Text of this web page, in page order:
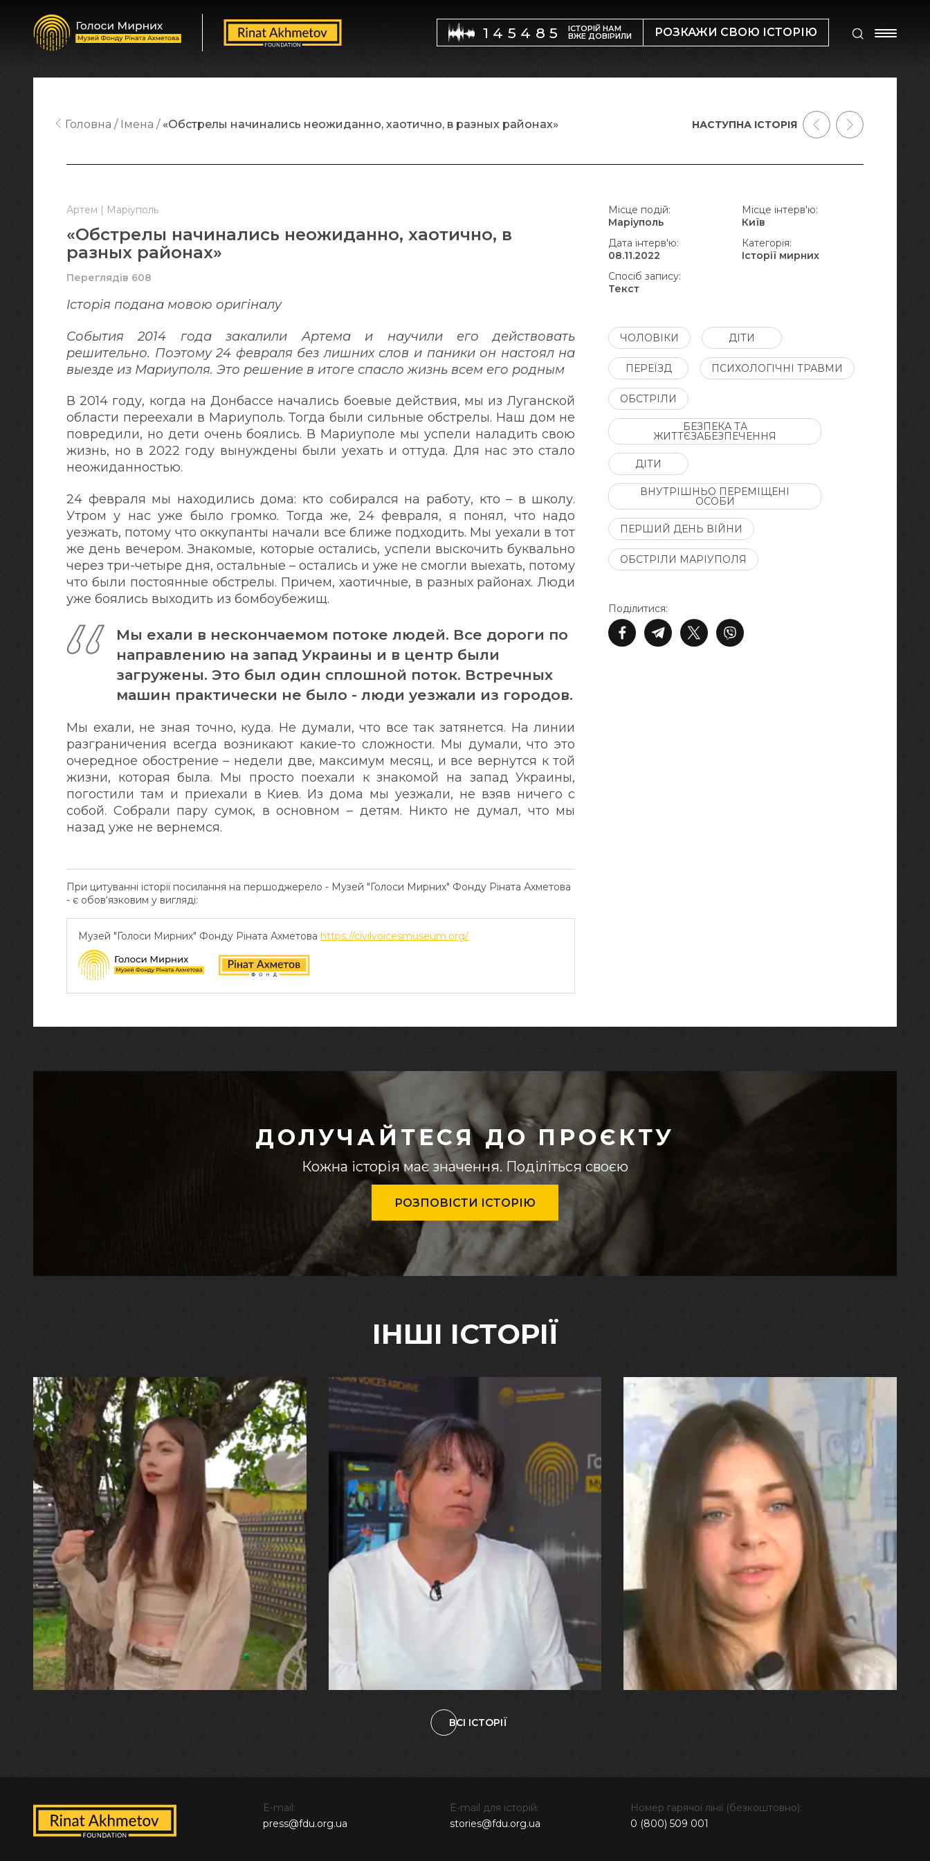
145485 ІСТОРІЙ НАМ
ВЖЕ ДОВІРИЛИ РОЗКАЖИ СВОЮ ІСТОРІЮ
Артем | Маріуполь
«Обстрелы начинались неожиданно, хаотично, в
разных районах»
Переглядів 608
Історія подана мовою оригіналy
События 2014 года закалили Артема и научили его действовать
решительно. Поэтому 24 февраля без лишних слов и паники он настоял на
выезде из Мариуполя. Это решение в итоге спасло жизнь всем его родным
В 2014 году, когда на Донбассе начались боевые действия, мы из Луганской
области переехали в Мариуполь. Тогда были сильные обстрелы. Наш дом не
повредили, но дети очень боялись. В Мариуполе мы успели наладить свою
жизнь, но в 2022 году вынуждены были уехать и оттуда. Для нас это стало
неожиданностью.
24 февраля мы находились дома: кто собирался на работу, кто – в школу.
Утром у нас уже было громко. Тогда же, 24 февраля, я понял, что надо
уезжать, потому что оккупанты начали все ближе подходить. Мы уехали в тот
же день вечером. Знакомые, которые остались, успели выскочить буквально
через три-четыре дня, остальные – остались и уже не смогли выехать, потому
что были постоянные обстрелы. Причем, хаотичные, в разных районах. Люди
уже боялись выходить из бомбоубежищ.
Мы ехали в нескончаемом потоке людей. Все дороги по
направлению на запад Украины и в центр были
загружены. Это был один сплошной поток. Встречных
машин практически не было - люди уезжали из городов.
Мы ехали, не зная точно, куда. Не думали, что все так затянется. На линии
разграничения всегда возникают какие-то сложности. Мы думали, что это
очередное обострение – недели две, максимум месяц, и все вернутся к той
жизни, которая была. Мы просто поехали к знакомой на запад Украины,
погостили там и приехали в Киев. Из дома мы уезжали, не взяв ничего с
собой. Собрали пару сумок, в основном – детям. Никто не думал, что мы
назад уже не вернемся.
При цитуванні історії посилання на першоджерело - Музей "Голоси Мирних" Фонду Ріната Ахметова
- є обов‘язковим у вигляді:
Музей "Голоси Мирних" Фонду Ріната Ахметова https://civilvoicesmuseum.org/
Головна Імена «Обстрелы начинались неожиданно, хаотично, в разных районах»
Поділитися:
Місце подій:
Маріуполь
Місце інтерв'ю:
Київ
Дата інтерв'ю:
08.11.2022
Категорія:
Історії мирних
Спосіб запису:
Текст
ЧОЛОВІКИ ДІТИ
ПЕРЕЇЗД ПСИХОЛОГІЧНІ ТРАВМИ
ОБСТРІЛИ
БЕЗПЕКА ТА
ЖИТТЄЗАБЕЗПЕЧЕННЯ
ДІТИ
ВНУТРІШНЬО ПЕРЕМІЩЕНІ
ОСОБИ
ПЕРШИЙ ДЕНЬ ВІЙНИ
ОБСТРІЛИ МАРІУПОЛЯ
НАСТУПНА ІСТОРІЯ
ДОЛУЧАЙТЕСЯ ДО ПРОЄКТУ
Кожна історія має значення. Поділіться своєю
РОЗПОВІСТИ ІСТОРІЮ
ІНШІ ІСТОРІЇ
30.07.2026
Калина, Дарина та Віра Папроцькі
"Хвиля була, як від моря,
прозора і велика… Я ледве
встигла схопити племінницю"
29.07.2026
Марина, Ваїд та Аміна Харченко
"Попри всі втрати, ми не
зламалися: тепер я бачу
свого вбитого чоловіка у
наших дітях"
27.07.2026
"Я перенесла 11 операцій, та
плакала від фантомного
болю. Але маленька донька
бере за руку і змушує йти
далі"
ВСІ ІСТОРІЇ
E-mail:
press@fdu.org.ua
E-mail для історій:
stories@fdu.org.ua
Номер гарячої лінії (безкоштовно):
0 (800) 509 001